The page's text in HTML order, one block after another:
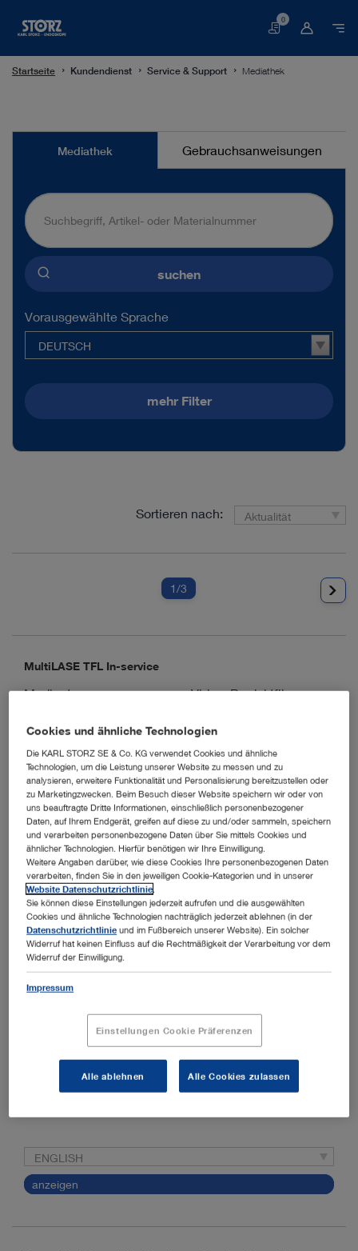
Warenkorb
0
Startseite Kundendienst Service & Support Mediathek
Mediathek
Mediathek Gebrauchsanweisungen
suchen
Vorausgewählte Sprache
DEUTSCH
mehr Filter
Sortieren nach: Aktualität
1/3
MultiLASE TFL In-service
Medientyp:
Video, Produktfilm
Autoren:
KARL STORZ
Version:
05-2026
Materialnummer:
98002131E
Fachgebiete:
Urologie
ENGLISH
anzeigen
Your Patient – Your Choice
Medientyp:
Verfügbare Sprachen:
E
KARL STORZ
Version:
11-2021
Materialnummer:
1348E
ENGLISH
anzeigen
Cookies und ähnliche Technologien
Die KARL STORZ SE & Co. KG verwendet Cookies und ähnliche
Technologien, um die Leistung unserer Website zu messen und zu
analysieren, erweitere Funktionalität und Personalisierung bereitzustellen oder
zu Marketingzwecken. Beim Besuch dieser Website speichern wir oder von
uns beauftragte Dritte Informationen, einschließlich personenbezogener
Daten, auf Ihrem Endgerät, greifen auf diese zu und/oder sammeln, speichern
und verarbeiten personenbezogene Daten über Sie mittels Cookies und
ähnlicher Technologien. Hierfür benötigen wir Ihre Einwilligung.
Weitere Angaben darüber, wie diese Cookies Ihre personenbezogenen Daten
verarbeiten, finden Sie in den jeweiligen Cookie-Kategorien und in unserer
Website Datenschutzrichtlinie.
Sie können diese Einstellungen jederzeit aufrufen und die ausgewählten
Cookies und ähnliche Technologien nachträglich jederzeit ablehnen (in der
Datenschutzrichtlinie und im Fußbereich unserer Website). Ein solcher
Widerruf hat keinen Einfluss auf die Rechtmäßigkeit der Verarbeitung vor dem
Widerruf der Einwilligung.
Impressum
Einstellungen Cookie Präferenzen
Alle ablehnen Alle Cookies zulassen